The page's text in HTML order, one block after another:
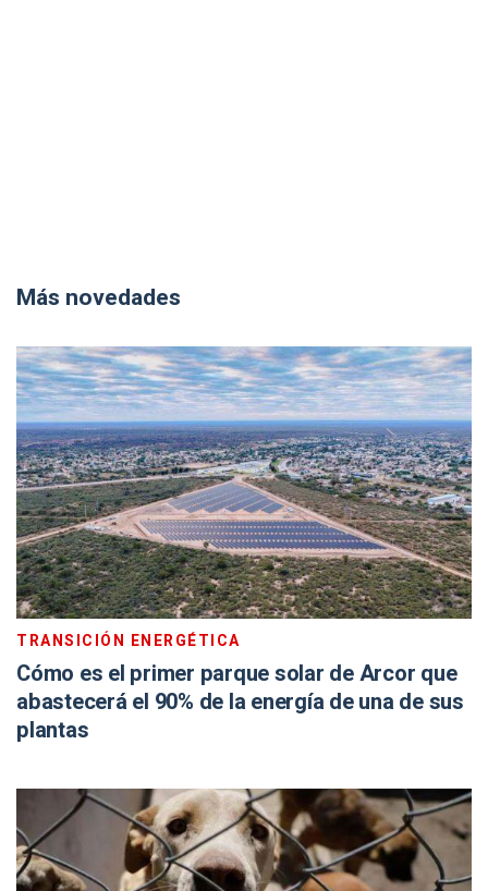
Más novedades
TRANSICIÓN ENERGÉTICA
Cómo es el primer parque solar de Arcor que
abastecerá el 90% de la energía de una de sus
plantas